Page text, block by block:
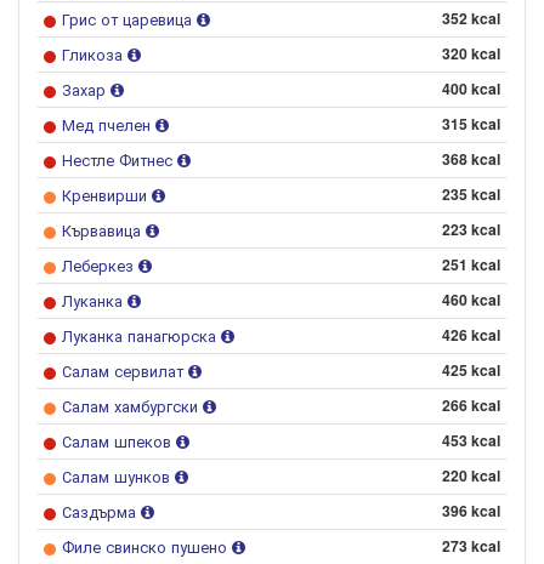
Грис от царевица 352 kcal
Гликоза 320 kcal
Захар 400 kcal
Мед пчелен 315 kcal
Нестле Фитнес 368 kcal
Кренвирши 235 kcal
Кървавица 223 kcal
Леберкез 251 kcal
Луканка 460 kcal
Луканка панагюрска 426 kcal
Салам сервилат 425 kcal
Салам хамбургски 266 kcal
Салам шпеков 453 kcal
Салам шунков 220 kcal
Саздърма 396 kcal
Филе свинско пушено 273 kcal